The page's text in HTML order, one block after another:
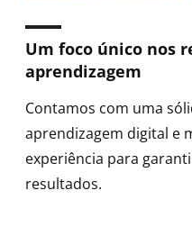
Um foco único nos
aprendizagem
Contamos com uma
aprendizagem digital e
experiência para
resultados.